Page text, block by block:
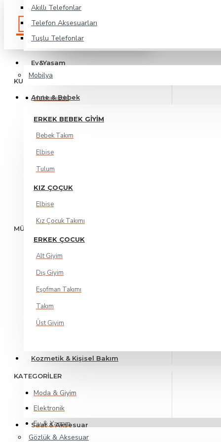
Akıllı Telefonlar
Telefon Aksesuarları
Tuşlu Telefonlar
Ev&Yaşam
Mobilya
Anne & Bebek
ERKEK BEBEK GIYIM
Bebek Takım
Elbise
Tulum
KIZ ÇOÇUK
Elbise
Kız Çocuk Takımı
ERKEK ÇOCUK
Alt Giyim
Dış Giyim
Eşofman Takımı
Takım
Üst Giyim
Kozmetik & Kişisel Bakım
Saat & Aksesuar
Gözlük & Aksesuar
Özel
Kutulama
Zarar Görmeyecek
Şekilde Paketlenir
KURUMSAL
Hakkımızda
Satıcı Sözleşmesi
İletişim
MÜŞTERİ HİZMETLERİ
Giriş Yap
Kayıt Ol
Siparişlerim
Favori Listem
Ürün İade Formu
Destek Merkezi
KATEGORİLER
Moda & Giyim
Elektronik
Ev & Yaşam
Kozmetik & Kişisel Bakım